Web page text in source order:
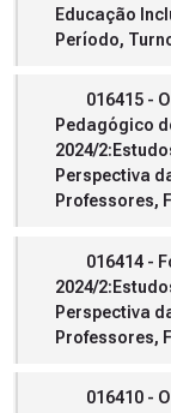
Educação
Período,
016415 -
Pedagógico
2024/
Perspectiva
Professores,
016414 -
2024/
Perspectiva
Professores,
016410 -